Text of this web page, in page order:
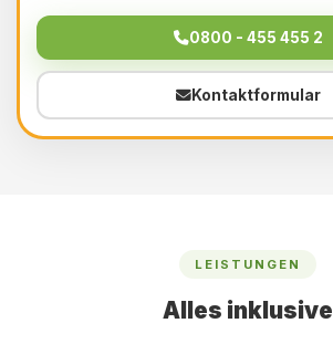
0800 - 455 455 2
Kontaktformular
LEISTUNGEN
Alles inklusive